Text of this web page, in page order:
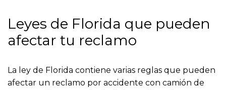
Leyes de Florida que pueden
afectar tu reclamo
La ley de Florida contiene varias reglas que pueden
afectar un reclamo por accidente con camión de